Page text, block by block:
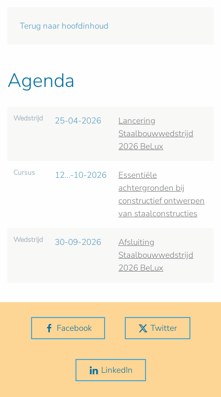
Terug naar hoofdinhoud
Agenda
Wedstrijd 25-04-2026
Lancering
Staalbouwwedstrijd
2026 BeLux
Cursus 12...-10-2026
Essentiële
achtergronden bij
constructief ontwerpen
van staalconstructies
Wedstrijd 30-09-2026
Afsluiting
Staalbouwwedstrijd
2026 BeLux
Facebook Twitter
LinkedIn